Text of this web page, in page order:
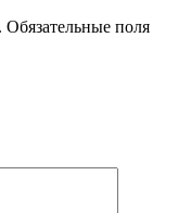
Обязательные поля